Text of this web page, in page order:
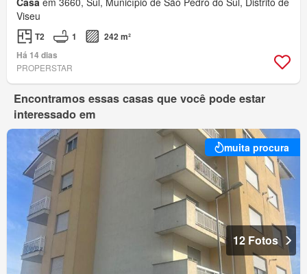
Viseu
T2 1
242 m²
Há 14 dias
PROPERSTAR
Encontramos essas casas que você pode estar
interessado em
muita procura
12 Fotos